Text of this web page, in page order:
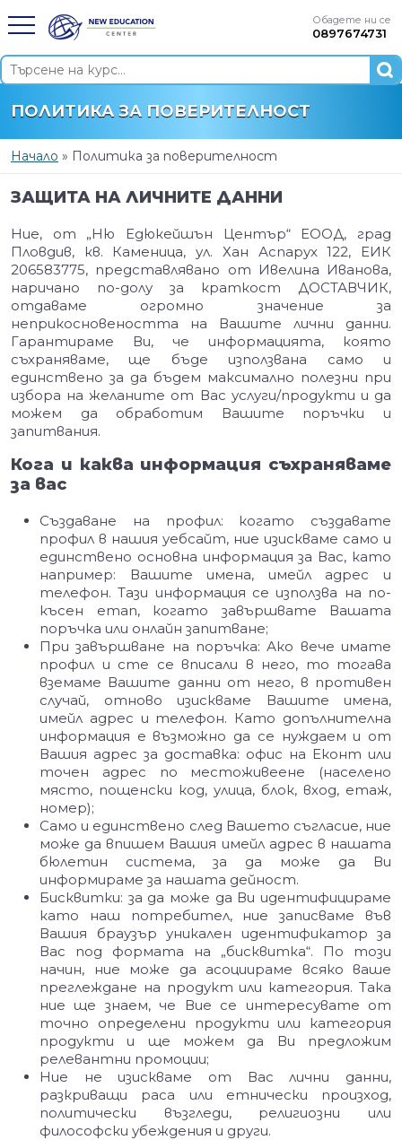
Обадете ни се
0897674731
ПОЛИТИКА ЗА ПОВЕРИТЕЛНОСТ
Начало » Политика за поверителност
ЗАЩИТА НА ЛИЧНИТЕ ДАННИ
Ние, от „Ню Едюкейшън Център“ ЕООД, град
Пловдив, кв. Каменица, ул. Хан Аспарух 122, ЕИК
206583775, представлявано от Ивелина Иванова,
наричано по-долу за краткост ДОСТАВЧИК,
отдаваме огромно значение за
неприкосновеността на Вашите лични данни.
Гарантираме Ви, че информацията, която
съхраняваме, ще бъде използвана само и
единствено за да бъдем максимално полезни при
избора на желаните от Вас услуги/продукти и да
можем да обработим Вашите поръчки и
запитвания.
Кога и каква информация съхраняваме
за вас
Създаване на профил: когато създавате
профил в нашия уебсайт, ние изискваме само и
единствено основна информация за Вас, като
например: Вашите имена, имейл адрес и
телефон. Тази информация се използва на по-
късен етап, когато завършвате Вашата
поръчка или онлайн запитване;
При завършване на поръчка: Ако вече имате
профил и сте се вписали в него, то тогава
вземаме Вашите данни от него, в противен
случай, отново изискваме Вашите имена,
имейл адрес и телефон. Като допълнителна
информация е възможно да се нуждаем и от
Вашия адрес за доставка: офис на Еконт или
точен адрес по местоживеене (населено
място, пощенски код, улица, блок, вход, етаж,
номер);
Само и единствено след Вашето съгласие, ние
може да впишем Вашия имейл адрес в нашата
бюлетин система, за да може да Ви
информираме за нашата дейност.
Бисквитки: за да може да Ви идентифицираме
като наш потребител, ние записваме във
Вашия браузър уникален идентификатор за
Вас под формата на „бисквитка“. По този
начин, ние може да асоциираме всяко ваше
преглеждане на продукт или категория. Така
ние ще знаем, че Вие се интересувате от
точно определени продукти или категория
продукти и ще можем да Ви предложим
релевантни промоции;
Ние не изискваме от Вас лични данни,
разкриващи раса или етнически произход,
политически възгледи, религиозни или
философски убеждения и други.